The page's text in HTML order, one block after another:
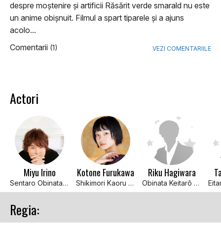
despre moștenire și artificii Răsărit verde smarald nu este
un anime obișnuit. Filmul a spart tiparele și a ajuns
acolo...
Comentarii (1) VEZI COMENTARIILE
Actori
Miyu Irino
Sentaro Obinata (voce)
Kotone Furukawa
Shikimori Kaoru (voce)
Riku Hagiwara
Obinata Keitarô (voce)
Regia: